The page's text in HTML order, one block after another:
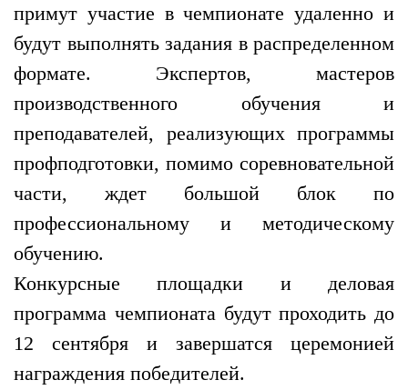
примут участие в чемпионате удаленно и
будут выполнять задания в распределенном
формате. Экспертов, мастеров
производственного обучения и
преподавателей, реализующих программы
профподготовки, помимо соревновательной
части, ждет большой блок по
профессиональному и методическому
обучению.
Конкурсные площадки и деловая
программа чемпионата будут проходить до
12 сентября и завершатся церемонией
награждения победителей.